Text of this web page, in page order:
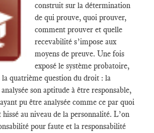
construit sur la détermination
de qui prouve, quoi prouver,
comment prouver et quelle
recevabilité s’impose aux
moyens de preuve. Une fois
exposé le système probatoire,
la quatrième question du droit : la
son aptitude à être responsable,
pu être analysée comme ce par quoi
au niveau de la personnalité. L’on
pour faute et la responsabilité